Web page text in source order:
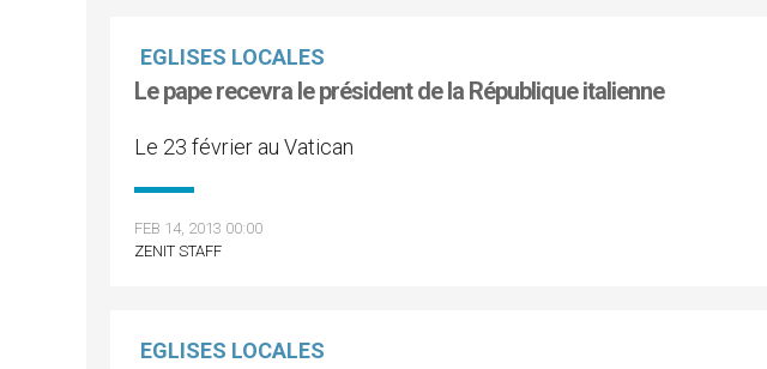
EGLISES LOCALES
Le pape recevra le président de la République italienne
Le 23 février au Vatican
FEB 14, 2013 00:00
ZENIT STAFF
EGLISES LOCALES